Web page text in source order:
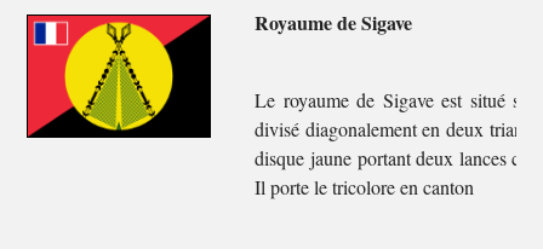
Royaume de Sigave
Le royaume de Sigave est situé
divisé diagonalement en deux
disque jaune portant deux lances
Il porte le tricolore en canton